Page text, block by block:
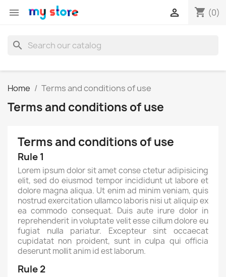
 shopping_cart (0)

search
Home Terms and conditions of use
Terms and conditions of use
Terms and conditions of use
Rule 1
Lorem ipsum dolor sit amet conse ctetur adipisicing
elit, sed do eiusmod tempor incididunt ut labore et
dolore magna aliqua. Ut enim ad minim veniam, quis
nostrud exercitation ullamco laboris nisi ut aliquip ex
ea commodo consequat. Duis aute irure dolor in
reprehenderit in voluptate velit esse cillum dolore eu
fugiat nulla pariatur. Excepteur sint occaecat
cupidatat non proident, sunt in culpa qui officia
deserunt mollit anim id est laborum.
Rule 2